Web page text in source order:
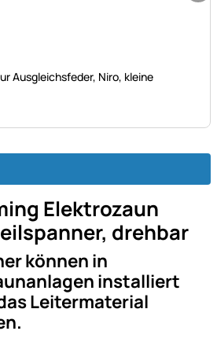
Bewertungen)
Ausgleichsfeder, Niro, kleine
Elektrozaun
drehbar
können in
installiert
Leitermaterial